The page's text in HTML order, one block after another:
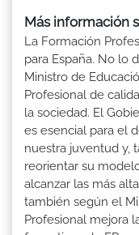
Más información
La Formación
para España. No lo
Ministro de
Profesional de
la sociedad. El
es esencial para el
nuestra juventud y,
reorientar su
alcanzar las más
también según el
Profesional mejora